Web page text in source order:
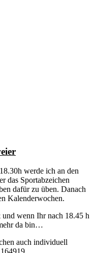
werde ich an den
das Sportabzeichen
dafür zu üben. Danach
Kalenderwochen.
und wenn Ihr nach 18.45 h
da bin…
auch individuell